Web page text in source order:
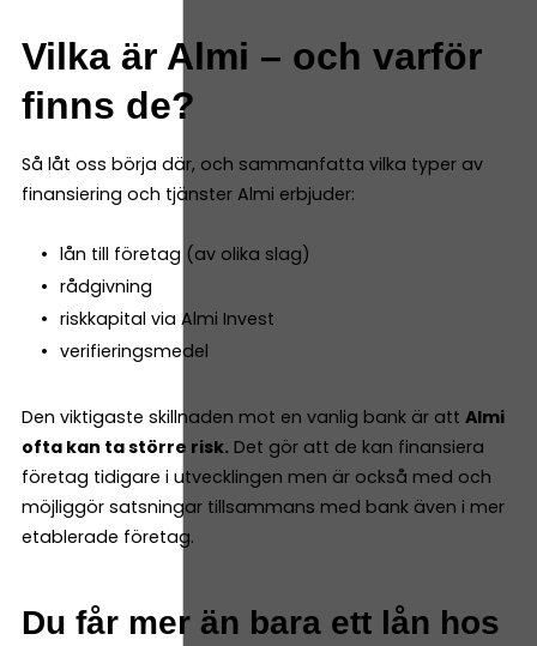
Vilka är Almi – och varför
finns de?
Så låt oss börja där, och sammanfatta vilka typer av
finansiering och tjänster Almi erbjuder:
lån till företag (av olika slag)
rådgivning
riskkapital via Almi Invest
verifieringsmedel
Den viktigaste skillnaden mot en vanlig bank är att Almi
ofta kan ta större risk. Det gör att de kan finansiera
företag tidigare i utvecklingen men är också med och
möjliggör satsningar tillsammans med bank även i mer
etablerade företag.
Du får mer än bara ett lån hos